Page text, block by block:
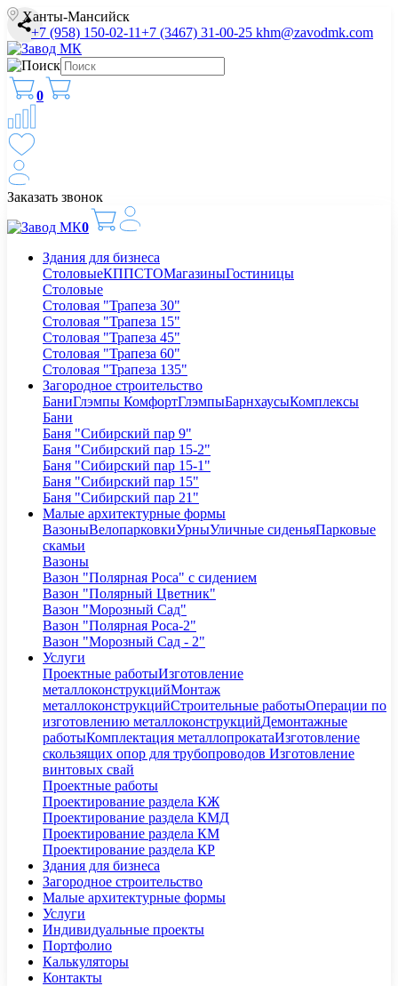
Ханты-Мансийск
+7 (958) 150-02-11+7 (3467) 31-00-25 khm@zavodmk.com
0
Заказать звонок
0
Здания для бизнеса
СтоловыеКППСТОМагазиныГостиницы
Столовые
Столовая "Трапеза 30"
Столовая "Трапеза 15"
Столовая "Трапеза 45"
Столовая "Трапеза 60"
Столовая "Трапеза 135"
Загородное строительство
БаниГлэмпы КомфортГлэмпыБарнхаусыКомплексы
Бани
Баня "Сибирский пар 9"
Баня "Сибирский пар 15-2"
Баня "Сибирский пар 15-1"
Баня "Сибирский пар 15"
Баня "Сибирский пар 21"
Малые архитектурные формы
ВазоныВелопарковкиУрныУличные сиденьяПарковые
скамьи
Вазоны
Вазон "Полярная Роса" с сидением
Вазон "Полярный Цветник"
Вазон "Морозный Сад"
Вазон "Полярная Роса-2"
Вазон "Морозный Сад - 2"
Услуги
Проектные работыИзготовление
металлоконструкцийМонтаж
металлоконструкцийСтроительные работыОперации по
изготовлению металлоконструкцийДемонтажные
работыКомплектация металлопрокатаИзготовление
скользящих опор для трубопроводов Изготовление
винтовых свай
Проектные работы
Проектирование раздела КЖ
Проектирование раздела КМД
Проектирование раздела КМ
Проектирование раздела КР
Здания для бизнеса
Загородное строительство
Малые архитектурные формы
Услуги
Индивидуальные проекты
Портфолио
Калькуляторы
Контакты